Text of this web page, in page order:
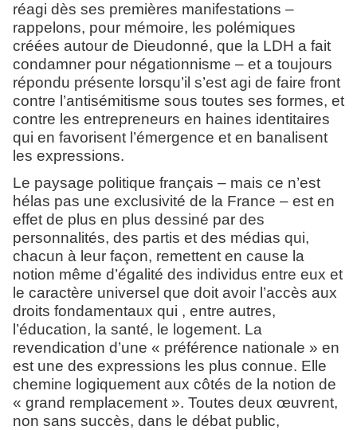
réagi dès ses premières manifestations –
rappelons, pour mémoire, les polémiques
créées autour de Dieudonné, que la LDH a fait
condamner pour négationnisme – et a toujours
répondu présente lorsqu’il s’est agi de faire front
contre l’antisémitisme sous toutes ses formes, et
contre les entrepreneurs en haines identitaires
qui en favorisent l’émergence et en banalisent
les expressions.
Le paysage politique français – mais ce n’est
hélas pas une exclusivité de la France – est en
effet de plus en plus dessiné par des
personnalités, des partis et des médias qui,
chacun à leur façon, remettent en cause la
notion même d’égalité des individus entre eux et
le caractère universel que doit avoir l’accès aux
droits fondamentaux qui , entre autres,
l’éducation, la santé, le logement. La
revendication d’une « préférence nationale » en
est une des expressions les plus connue. Elle
chemine logiquement aux côtés de la notion de
« grand remplacement ». Toutes deux œuvrent,
non sans succès, dans le débat public,